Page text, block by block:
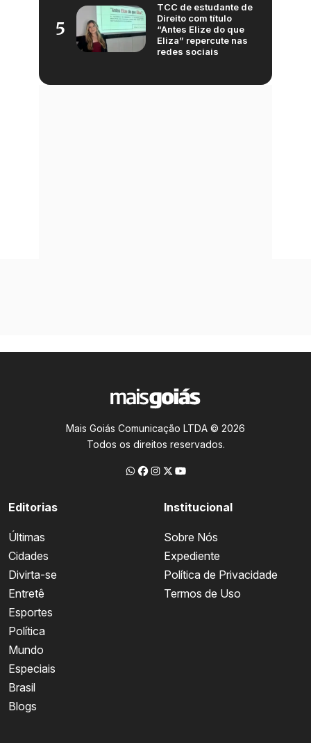
5
TCC de estudante de
Direito com título
“Antes Elize do que
Eliza” repercute nas
redes sociais
Mais Goiás Comunicação LTDA © 2026
Todos os direitos reservados.
Editorias
Últimas
Cidades
Divirta-se
Entretê
Esportes
Política
Mundo
Especiais
Brasil
Blogs
Institucional
Sobre Nós
Expediente
Política de Privacidade
Termos de Uso